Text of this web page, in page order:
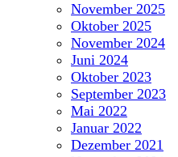
November 2025
Oktober 2025
November 2024
Juni 2024
Oktober 2023
September 2023
Mai 2022
Januar 2022
Dezember 2021